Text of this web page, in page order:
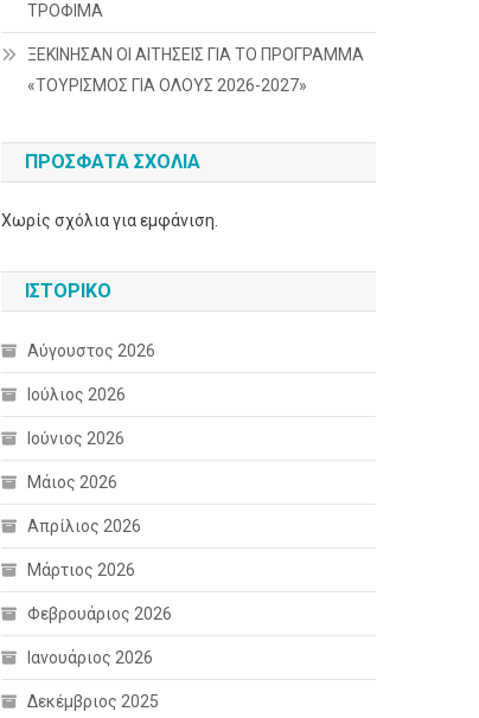
ΤΡΟΦΙΜΑ
ΞΕΚΙΝΗΣΑΝ ΟΙ ΑΙΤΗΣΕΙΣ ΓΙΑ ΤΟ ΠΡΟΓΡΑΜΜΑ
«ΤΟΥΡΙΣΜΟΣ ΓΙΑ ΟΛΟΥΣ 2026-2027»
ΠΡΌΣΦΑΤΑ ΣΧΌΛΙΑ
Χωρίς σχόλια για εμφάνιση.
ΙΣΤΟΡΙΚΌ
Αύγουστος 2026
Ιούλιος 2026
Ιούνιος 2026
Μάιος 2026
Απρίλιος 2026
Μάρτιος 2026
Φεβρουάριος 2026
Ιανουάριος 2026
Δεκέμβριος 2025